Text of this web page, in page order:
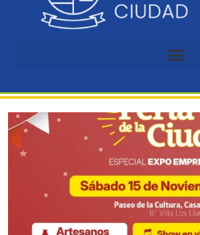
Inscripciones